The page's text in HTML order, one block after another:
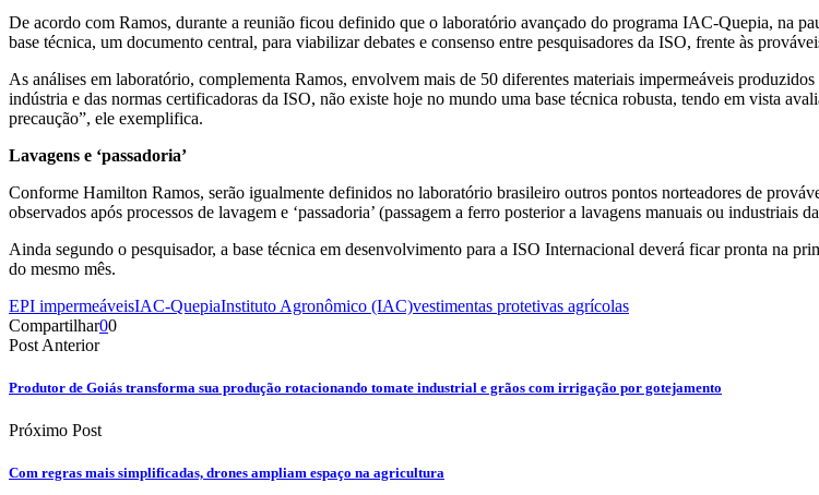
De acordo com Ramos, durante a reunião ficou definido que o laboratório avançado do programa IAC-Quepia, na
base técnica, um documento central, para viabilizar debates e consenso entre pesquisadores da ISO, frente às
As análises em laboratório, complementa Ramos, envolvem mais de 50 diferentes materiais impermeáveis
indústria e das normas certificadoras da ISO, não existe hoje no mundo uma base técnica robusta, tendo em vista
precaução”, ele exemplifica.
Lavagens e ‘passadoria’
Conforme Hamilton Ramos, serão igualmente definidos no laboratório brasileiro outros pontos norteadores de
observados após processos de lavagem e ‘passadoria’ (passagem a ferro posterior a lavagens manuais ou industriais
Ainda segundo o pesquisador, a base técnica em desenvolvimento para a ISO Internacional deverá ficar pronta na
do mesmo mês.
EPI impermeáveisIAC-QuepiaInstituto Agronômico (IAC)vestimentas protetivas agrícolas
Compartilhar00
Post Anterior
Produtor de Goiás transforma sua produção rotacionando tomate industrial e grãos com irrigação por gotejamento
Próximo Post
Com regras mais simplificadas, drones ampliam espaço na agricultura